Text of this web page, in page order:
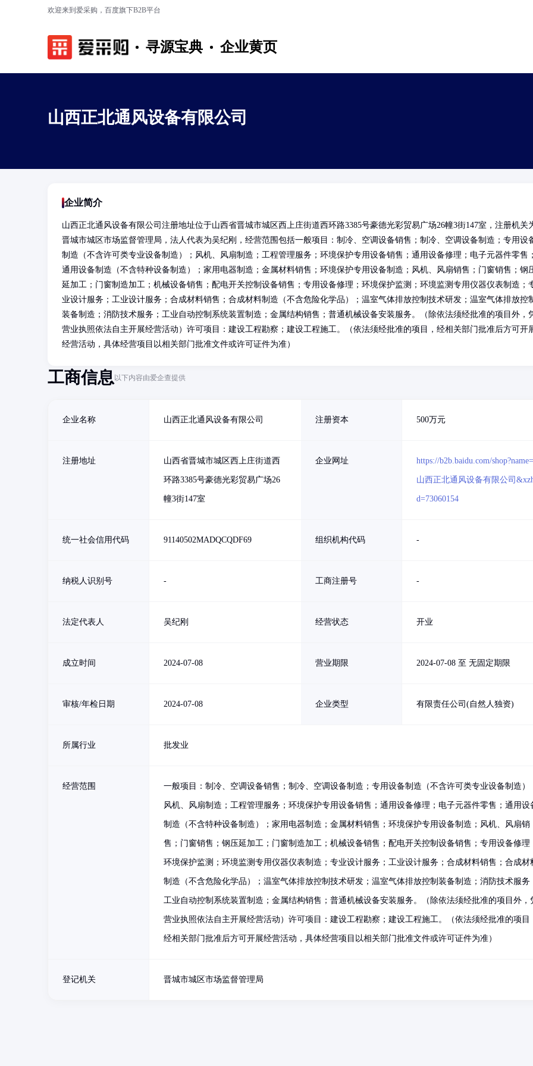
欢迎来到爱采购，百度旗下B2B平台
寻源宝典 企业黄页
山西正北通风设备有限公司
企业简介
山西正北通风设备有限公司注册地址位于山西省晋城市城区西上庄街道西环路3385号豪德光彩贸易广场26幢3街147室，注册机关
晋城市城区市场监督管理局，法人代表为吴纪刚，经营范围包括一般项目：制冷、空调设备销售；制冷、空调设备制造；专用设
制造（不含许可类专业设备制造）；风机、风扇制造；工程管理服务；环境保护专用设备销售；通用设备修理；电子元器件零售
通用设备制造（不含特种设备制造）；家用电器制造；金属材料销售；环境保护专用设备制造；风机、风扇销售；门窗销售；钢
延加工；门窗制造加工；机械设备销售；配电开关控制设备销售；专用设备修理；环境保护监测；环境监测专用仪器仪表制造；
业设计服务；工业设计服务；合成材料销售；合成材料制造（不含危险化学品）；温室气体排放控制技术研发；温室气体排放控
装备制造；消防技术服务；工业自动控制系统装置制造；金属结构销售；普通机械设备安装服务。（除依法须经批准的项目外，
营业执照依法自主开展经营活动）许可项目：建设工程勘察；建设工程施工。（依法须经批准的项目，经相关部门批准后方可开
经营活动，具体经营项目以相关部门批准文件或许可证件为准）
工商信息以下内容由爱企查提供
企业名称 山西正北通风设备有限公司 注册资本 500万元
注册地址 山西省晋城市城区西上庄街道西
环路3385号豪德光彩贸易广场26
幢3街147室
企业网址 https://b2b.baidu.com/
山西正北通风设备有限公司
d=73060154
统一社会信用代码 91140502MADQCQDF69 组织机构代码 -
纳税人识别号 - 工商注册号 -
法定代表人 吴纪刚 经营状态 开业
成立时间 2024-07-08 营业期限 2024-07-08 至 无固定期限
审核/年检日期 2024-07-08 企业类型 有限责任公司(自然人独资)
所属行业 批发业
经营范围 一般项目：制冷、空调设备销售；制冷、空调设备制造；专用设备制造（不含许可类专业设备制造）
风机、风扇制造；工程管理服务；环境保护专用设备销售；通用设备修理；电子元器件零售；通用设
制造（不含特种设备制造）；家用电器制造；金属材料销售；环境保护专用设备制造；风机、风扇销
售；门窗销售；钢压延加工；门窗制造加工；机械设备销售；配电开关控制设备销售；专用设备修理
环境保护监测；环境监测专用仪器仪表制造；专业设计服务；工业设计服务；合成材料销售；合成材
制造（不含危险化学品）；温室气体排放控制技术研发；温室气体排放控制装备制造；消防技术服务
工业自动控制系统装置制造；金属结构销售；普通机械设备安装服务。（除依法须经批准的项目外，
营业执照依法自主开展经营活动）许可项目：建设工程勘察；建设工程施工。（依法须经批准的项目
经相关部门批准后方可开展经营活动，具体经营项目以相关部门批准文件或许可证件为准）
登记机关 晋城市城区市场监督管理局